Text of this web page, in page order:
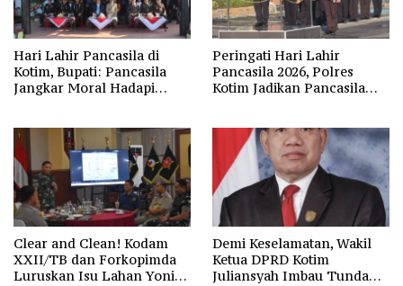
Hari Lahir Pancasila di
Kotim, Bupati: Pancasila
Jangkar Moral Hadapi
Peringati Hari Lahir
Pancasila 2026, Polres
Kotim Jadikan Pancasila
Clear and Clean! Kodam
XXII/TB dan Forkopimda
Luruskan Isu Lahan Yonif
Demi Keselamatan, Wakil
Ketua DPRD Kotim
Juliansyah Imbau Tunda